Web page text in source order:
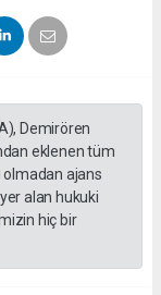
Demirören
eklenen tüm
ajans
alan hukuki
hiç bir